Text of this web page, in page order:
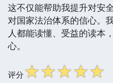
这不仅能帮助我提升对安
对国家法治体系的信心。
人都能读懂、受益的读本
心。
评分☆☆☆☆☆